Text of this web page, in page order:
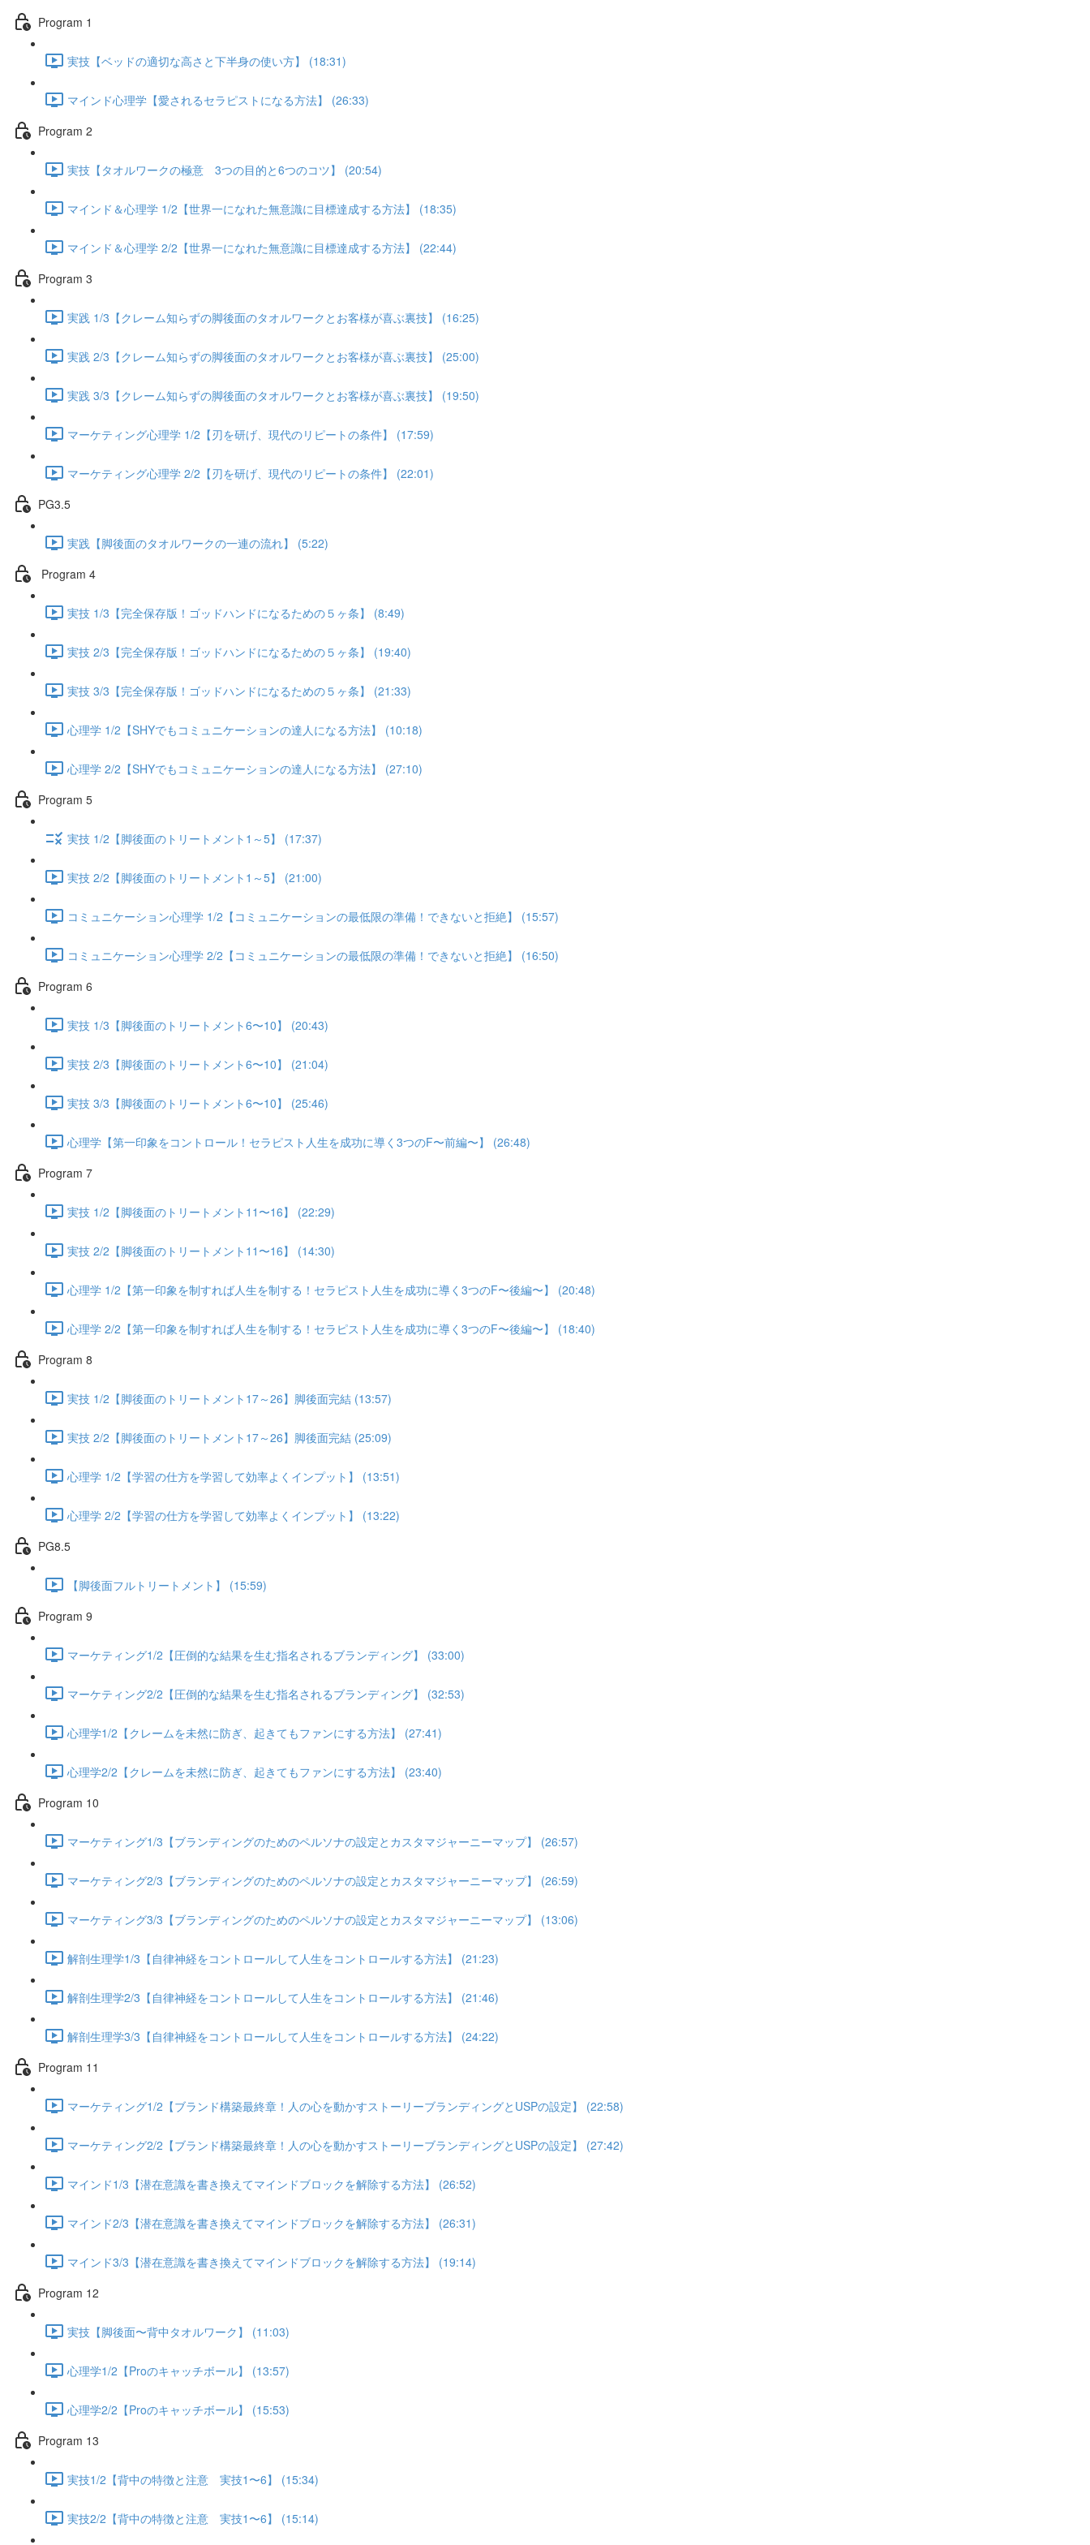
Program 1
実技【ベッドの適切な高さと下半身の使い方】 (18:31)
マインド心理学【愛されるセラピストになる方法】 (26:33)
Program 2
実技【タオルワークの極意 3つの目的と6つのコツ】 (20:54)
マインド＆心理学 1/2【世界一になれた無意識に目標達成する方法】 (18:35)
マインド＆心理学 2/2【世界一になれた無意識に目標達成する方法】 (22:44)
Program 3
実践 1/3【クレーム知らずの脚後面のタオルワークとお客様が喜ぶ裏技】 (16:25)
実践 2/3【クレーム知らずの脚後面のタオルワークとお客様が喜ぶ裏技】 (25:00)
実践 3/3【クレーム知らずの脚後面のタオルワークとお客様が喜ぶ裏技】 (19:50)
マーケティング心理学 1/2【刃を研げ、現代のリピートの条件】 (17:59)
マーケティング心理学 2/2【刃を研げ、現代のリピートの条件】 (22:01)
PG3.5
実践【脚後面のタオルワークの一連の流れ】 (5:22)
Program 4
実技 1/3【完全保存版！ゴッドハンドになるための５ヶ条】 (8:49)
実技 2/3【完全保存版！ゴッドハンドになるための５ヶ条】 (19:40)
実技 3/3【完全保存版！ゴッドハンドになるための５ヶ条】 (21:33)
心理学 1/2【SHYでもコミュニケーションの達人になる方法】 (10:18)
心理学 2/2【SHYでもコミュニケーションの達人になる方法】 (27:10)
Program 5
実技 1/2【脚後面のトリートメント1～5】 (17:37)
実技 2/2【脚後面のトリートメント1～5】 (21:00)
コミュニケーション心理学 1/2【コミュニケーションの最低限の準備！できないと拒絶】 (15:57)
コミュニケーション心理学 2/2【コミュニケーションの最低限の準備！できないと拒絶】 (16:50)
Program 6
実技 1/3【脚後面のトリートメント6〜10】 (20:43)
実技 2/3【脚後面のトリートメント6〜10】 (21:04)
実技 3/3【脚後面のトリートメント6〜10】 (25:46)
心理学【第一印象をコントロール！セラピスト人生を成功に導く3つのF〜前編〜】 (26:48)
Program 7
実技 1/2【脚後面のトリートメント11〜16】 (22:29)
実技 2/2【脚後面のトリートメント11〜16】 (14:30)
心理学 1/2【第一印象を制すれば人生を制する！セラピスト人生を成功に導く3つのF〜後編〜】 (20:48)
心理学 2/2【第一印象を制すれば人生を制する！セラピスト人生を成功に導く3つのF〜後編〜】 (18:40)
Program 8
実技 1/2【脚後面のトリートメント17～26】脚後面完結 (13:57)
実技 2/2【脚後面のトリートメント17～26】脚後面完結 (25:09)
心理学 1/2【学習の仕方を学習して効率よくインプット】 (13:51)
心理学 2/2【学習の仕方を学習して効率よくインプット】 (13:22)
PG8.5
【脚後面フルトリートメント】 (15:59)
Program 9
マーケティング1/2【圧倒的な結果を生む指名されるブランディング】 (33:00)
マーケティング2/2【圧倒的な結果を生む指名されるブランディング】 (32:53)
心理学1/2【クレームを未然に防ぎ、起きてもファンにする方法】 (27:41)
心理学2/2【クレームを未然に防ぎ、起きてもファンにする方法】 (23:40)
Program 10
マーケティング1/3【ブランディングのためのペルソナの設定とカスタマジャーニーマップ】 (26:57)
マーケティング2/3【ブランディングのためのペルソナの設定とカスタマジャーニーマップ】 (26:59)
マーケティング3/3【ブランディングのためのペルソナの設定とカスタマジャーニーマップ】 (13:06)
解剖生理学1/3【自律神経をコントロールして人生をコントロールする方法】 (21:23)
解剖生理学2/3【自律神経をコントロールして人生をコントロールする方法】 (21:46)
解剖生理学3/3【自律神経をコントロールして人生をコントロールする方法】 (24:22)
Program 11
マーケティング1/2【ブランド構築最終章！人の心を動かすストーリーブランディングとUSPの設定】 (22:58)
マーケティング2/2【ブランド構築最終章！人の心を動かすストーリーブランディングとUSPの設定】 (27:42)
マインド1/3【潜在意識を書き換えてマインドブロックを解除する方法】 (26:52)
マインド2/3【潜在意識を書き換えてマインドブロックを解除する方法】 (26:31)
マインド3/3【潜在意識を書き換えてマインドブロックを解除する方法】 (19:14)
Program 12
実技【脚後面〜背中タオルワーク】 (11:03)
心理学1/2【Proのキャッチボール】 (13:57)
心理学2/2【Proのキャッチボール】 (15:53)
Program 13
実技1/2【背中の特徴と注意 実技1〜6】 (15:34)
実技2/2【背中の特徴と注意 実技1〜6】 (15:14)